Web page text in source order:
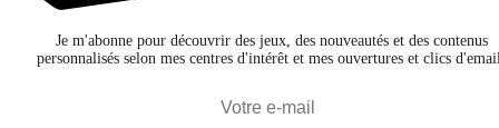
Je m'abonne pour découvrir des jeux, des nouveautés et des contenus
personnalisés selon mes centres d'intérêt et mes ouvertures et clics